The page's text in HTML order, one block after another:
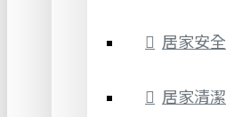
居家安全
居家清潔